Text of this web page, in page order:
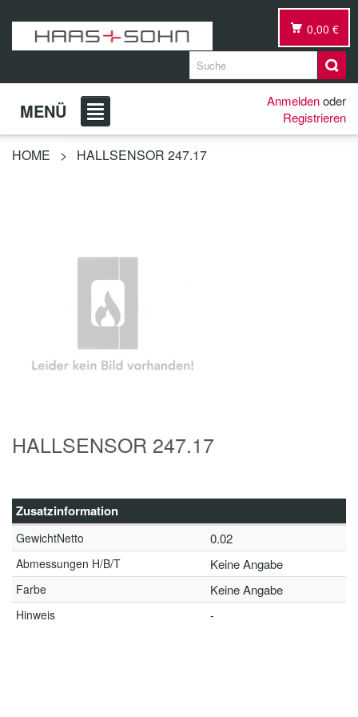
0,00 €
MENÜ Anmeldenoder
Registrieren
HOME > HALLSENSOR 247.17
HALLSENSOR 247.17
Zusatzinformation
GewichtNetto 0.02
Abmessungen H/B/T Keine Angabe
Farbe Keine Angabe
Hinweis -